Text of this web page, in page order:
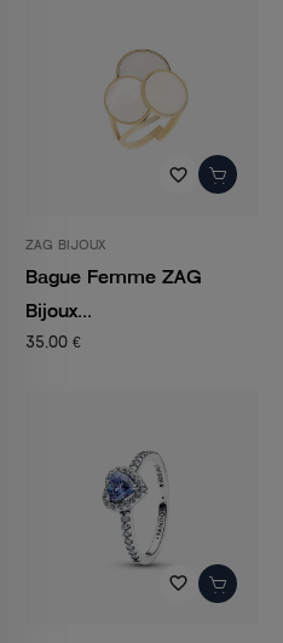
favorite_border
ZAG BIJOUX
Bague Femme ZAG
Bijoux...
35,00 €
favorite_border